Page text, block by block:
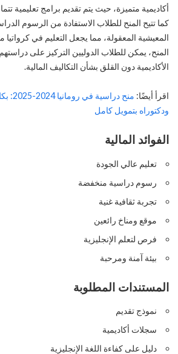
أكاديمية متميزة، حيث يتم تقديم برامج تعليمية
كما تتيح المنح للطلاب الاستفادة من الرسوم
المعيشية المعقولة، مما يجعل التعليم في كرواتيا
المنح، يمكن للطلاب الدوليين التركيز على
الأكاديمية دون القلق بشأن التكاليف المالية.
اقرأ أيضًا:
منح
ودكتوراه بتمويل كامل
الفوائد المالية
تعليم عالي الجودة
رسوم دراسية منخفضة
تجربة ثقافية غنية
موقع ومناخ رائعين
فرص لتعلم الإنجليزية
بيئة آمنة ومرحبة
المستندات المطلوبة
نموذج تقديم
سجلات أكاديمية
دليل على كفاءة اللغة الإنجليزية